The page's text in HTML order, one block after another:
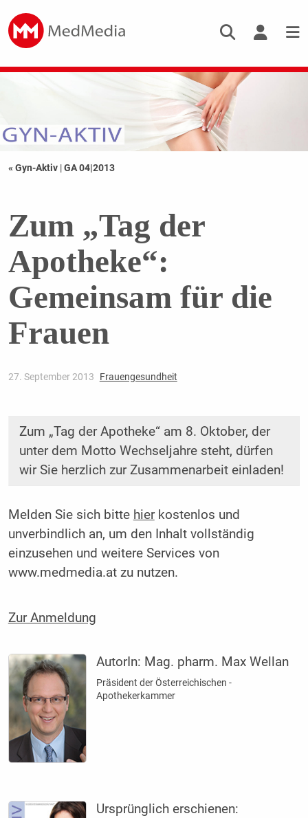
« Gyn-Aktiv |GA 04|2013
Zum „Tag der
Apotheke“:
Gemeinsam für die
Frauen
27. September 2013 Frauengesundheit
Zum „Tag der Apotheke“ am 8. Oktober, der
unter dem Motto Wechseljahre steht, dürfen
wir Sie herzlich zur ­Zusammenarbeit einladen!
Melden Sie sich bitte hierkostenlos und
unverbindlich an, um den Inhalt vollständig
einzusehen und weitere Services von
www.medmedia.at zu nutzen.
Zur Anmeldung
AutorIn: Mag. pharm. Max Wellan
Präsident der ­Österreichischen ­
Apothekerkammer
Ursprünglich erschienen: